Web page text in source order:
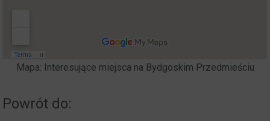
Mapa: Interesujące miejsca na Bydgoskim Przedmieściu
Powrót do: